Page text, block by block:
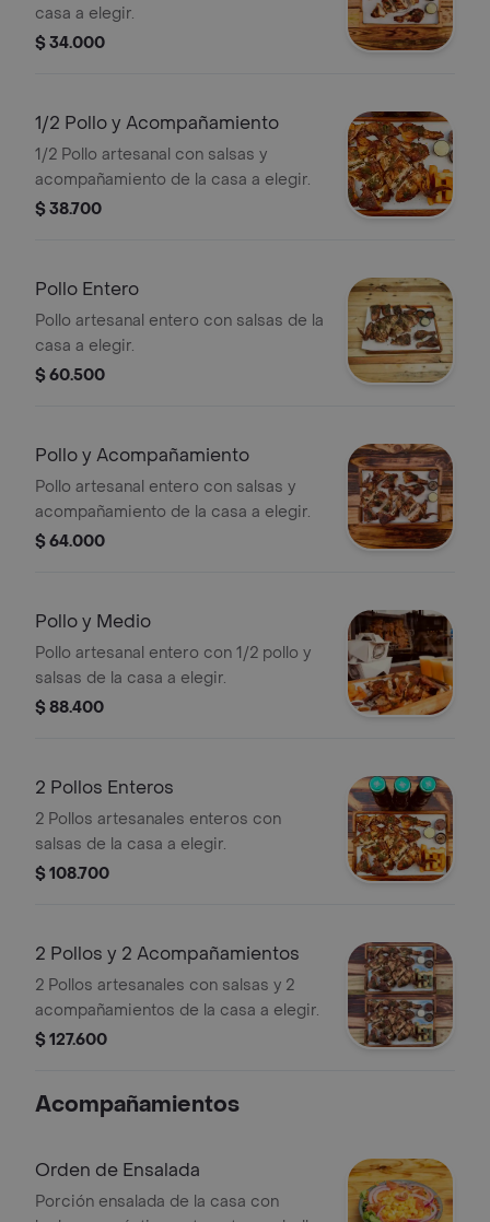
casa a elegir.
$ 34.000
1/2 Pollo y Acompañamiento
1/2 Pollo artesanal con salsas y
acompañamiento de la casa a elegir.
$ 38.700
Pollo Entero
Pollo artesanal entero con salsas de la
casa a elegir.
$ 60.500
Pollo y Acompañamiento
Pollo artesanal entero con salsas y
acompañamiento de la casa a elegir.
$ 64.000
Pollo y Medio
Pollo artesanal entero con 1/2 pollo y
salsas de la casa a elegir.
$ 88.400
2 Pollos Enteros
2 Pollos artesanales enteros con
salsas de la casa a elegir.
$ 108.700
2 Pollos y 2 Acompañamientos
2 Pollos artesanales con salsas y 2
acompañamientos de la casa a elegir.
$ 127.600
Acompañamientos
Orden de Ensalada
Porción ensalada de la casa con